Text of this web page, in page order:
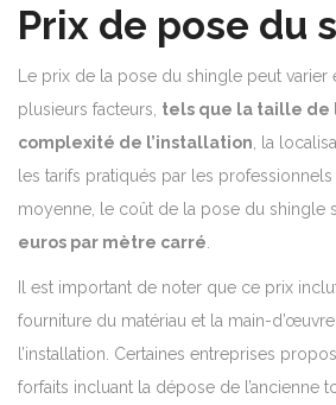
Prix de pose du
Le prix de la pose du shingle peut
plusieurs facteurs, tels que la taille de
complexité de l’installation , la
les tarifs pratiqués par les professionnels
moyenne, le coût de la pose du shingle
euros par mètre carré
Il est important de noter que ce prix
fourniture du matériau et la main-
l’installation. Certaines entreprises
forfaits incluant la dépose de l’ancienne